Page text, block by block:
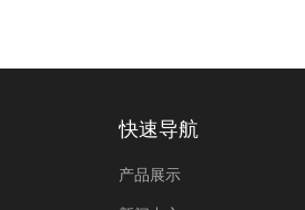
快速导航
产品展示